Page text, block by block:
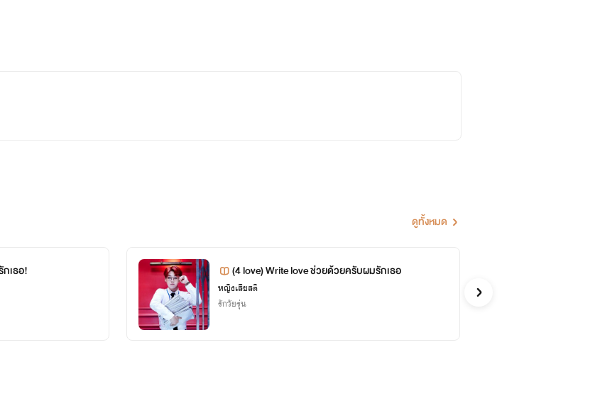
ฉัน พอดูใกล้แล้วนี้มันพี่ชานนท์นิ ดูใกล้หล่อสมคำล้ำลือ ผมสีดำสไลด์ คิ้วเข้ม จมูกโด่ง ดัดฟันสี
ายมั้ยเนี้ย แมงมุมเกาะฉันอยู่นะ พี่ชานนท์ค่อยเอามือมาปัดแมงมุงออก
จัก เมฆากับโฟโต้เล่าเรื่องน้องให้ฟังบ่อยๆ น่ารักดีนะ^^” คิดจะโปรยเสน่ห์ฉันหรอ ฉันไม่หวั่นไหว
ดูทั้งหมด
เธอ! (4 love) Write love ช่วยด้วยครับผมรักเธอ
หญิงเสียสติ
รักวัยรุ่น